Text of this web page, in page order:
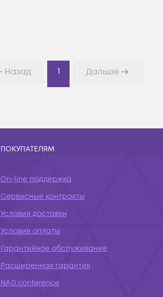
Назад 1 Дальше
ПОКУПАТЕЛЯМ
On-line поддержка
Сервисные контракты
Условия доставки
Условия оплаты
Гарантийное обслуживание
Расширенная гарантия
NAG.conference